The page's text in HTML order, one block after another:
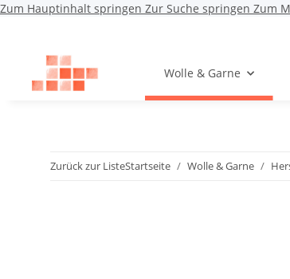
Zum Hauptinhalt springen Zur Suche springen Zum
Wolle & Garne
Zurück zur ListeStartseite Wolle & Garne